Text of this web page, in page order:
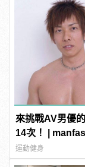
來挑戰AV男優
14次！ |
運動健身